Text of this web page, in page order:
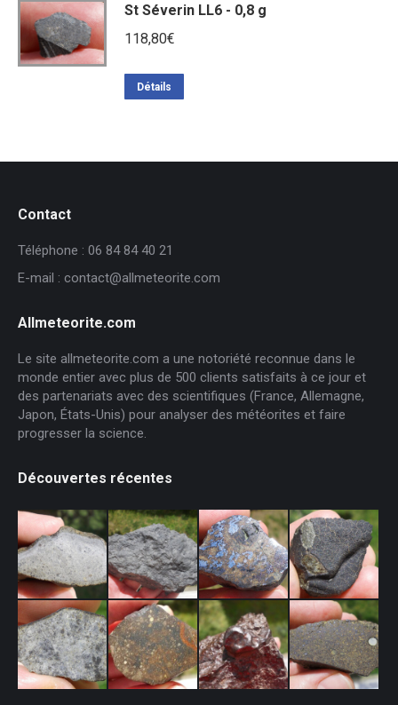
St Séverin LL6 - 0,8 g
118,80€
Détails
Contact
Téléphone : 06 84 84 40 21
E-mail : contact@allmeteorite.com
Allmeteorite.com
Le site allmeteorite.com a une notoriété reconnue dans le
monde entier avec plus de 500 clients satisfaits à ce jour et
des partenariats avec des scientifiques (France, Allemagne,
Japon, États-Unis) pour analyser des météorites et faire
progresser la science.
Découvertes récentes